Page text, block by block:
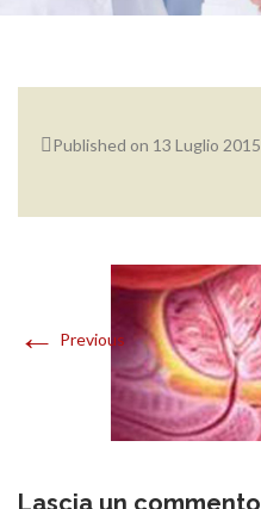
PROCEDURE
QUESTIONARI ANDROLOGIA
DICONO DI ME
Published on 13 Luglio 2015
← Previous
Lascia un commento